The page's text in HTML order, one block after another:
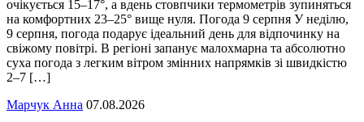
очікується 15–17°, а вдень стовпчики термометрів зупиняться
на комфортних 23–25° вище нуля. Погода 9 серпня У неділю,
9 серпня, погода подарує ідеальний день для відпочинку на
свіжому повітрі. В регіоні запанує малохмарна та абсолютно
суха погода з легким вітром змінних напрямків зі швидкістю
2–7 […]
Марчук Анна 07.08.2026